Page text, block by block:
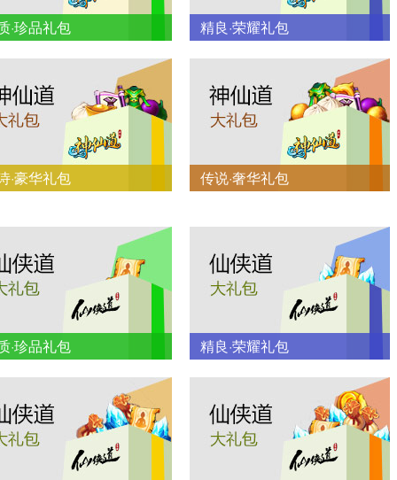
·珍品礼包 精良·荣耀礼包
·豪华礼包 传说·奢华礼包
·珍品礼包 精良·荣耀礼包